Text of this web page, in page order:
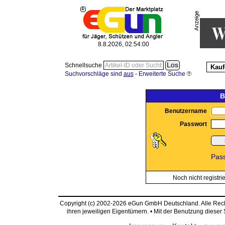
8.8.2026, 02:54:00
Schnellsuche
Suchvorschläge sind aus- Erweiterte Suche
Benutzername
Passwort
Noch nicht
Copyright (c) 2002-2026 eGun GmbH Deutschland. Alle
ihren jeweiligen Eigentümern. • Mit der Benutzung